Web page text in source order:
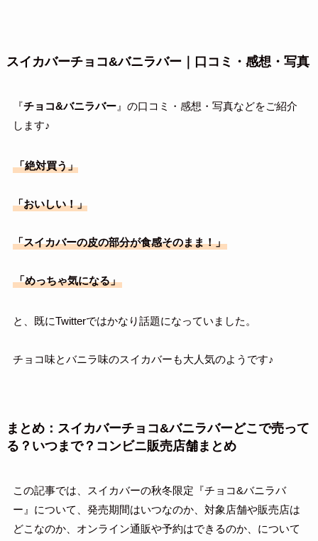
スイカバーチョコ&バニラバー｜口コミ・感想・写真
『チョコ&バニラバー』の口コミ・感想・写真などをご紹介
します♪
「絶対買う」
「おいしい！」
「スイカバーの皮の部分が食感そのまま！」
「めっちゃ気になる」
と、既にTwitterではかなり話題になっていました。
チョコ味とバニラ味のスイカバーも大人気のようです♪
まとめ： スイカバーチョコ&バニラバーどこで売って
る？いつまで？コンビニ販売店舗まとめ
この記事では、スイカバーの秋冬限定『チョコ&バニラバ
ー』について、発売期間はいつなのか、対象店舗や販売店は
どこなのか、オンライン通販や予約はできるのか、について